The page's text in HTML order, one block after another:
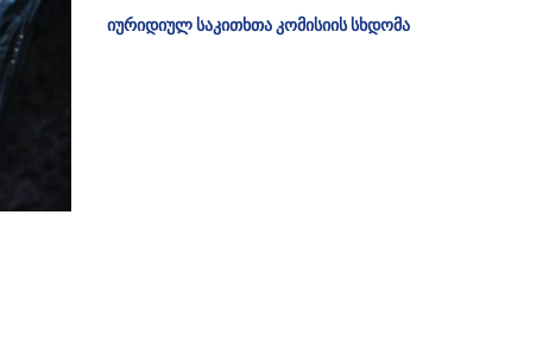
იურიდიულ საკითხთა კომისიის სხდომა